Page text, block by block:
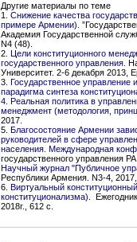
Другие материалы по теме
1. Снижение качества
примере Армении).
Академия Государственной
N4 (48).
2. Цели конституционного
государственного управления.
Университет. 2-6 декабря 2013,
3. Государственное управление
парадигма синтеза
4. Реальная политика в
менеджмент (методология,
2017.
5. Благосостояние Армении
руководителей в сфере
населения. Международная
государственного управления
Научный журнал "Публичное
Республики Армения. N3-4,
6. Виртуальный
конституционализма) .
2018г., 612 с.